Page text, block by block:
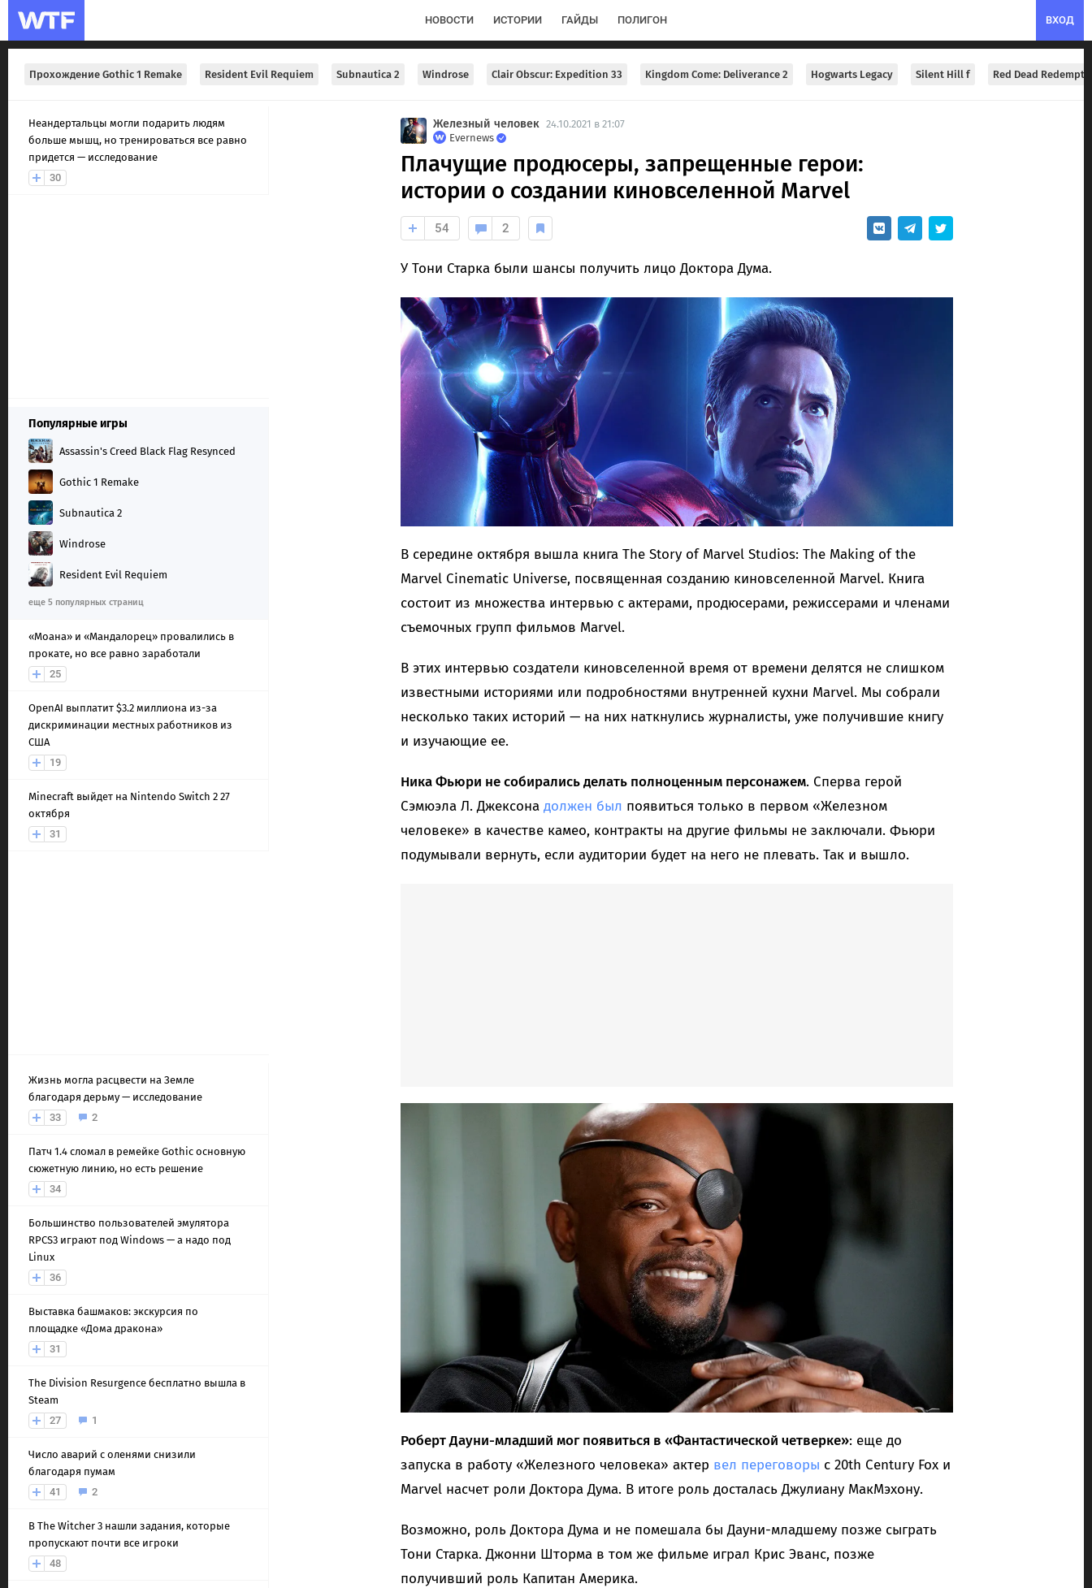
ВХОД
НОВОСТИ ИСТОРИИ ГАЙДЫ ПОЛИГОН
Прохождение Gothic 1 Remake Resident Evil Requiem Subnautica 2 Windrose Clair Obscur: Expedition 33 Kingdom Come: Deliverance 2 Hogwarts Legacy Silent Hill f Red Dead
Неандертальцы могли подарить людям
больше мышц, но тренироваться все равно
придется — исследование
30
Популярные игры
Assassin's Creed Black Flag Resynced
Gothic 1 Remake
Subnautica 2
Windrose
Resident Evil Requiem
еще 5 популярных страниц
«Моана» и «Мандалорец» провалились в
прокате, но все равно заработали
25
OpenAI выплатит $3.2 миллиона из-за
дискриминации местных работников из
США
19
Minecraft выйдет на Nintendo Switch 2 27
октября
31
Жизнь могла расцвести на Земле
благодаря дерьму — исследование
33
2
Патч 1.4 сломал в ремейке Gothic основную
сюжетную линию, но есть решение
34
Большинство пользователей эмулятора
RPCS3 играют под Windows — а надо под
Linux
36
Выставка башмаков: экскурсия по
площадке «Дома дракона»
31
The Division Resurgence бесплатно вышла в
Steam
27
1
Число аварий с оленями снизили
благодаря пумам
41
2
В The Witcher 3 нашли задания, которые
пропускают почти все игроки
48
Железный человек 24.10.2021 в 21:07
Evernews
Плачущие продюсеры, запрещенные герои:
истории о создании киновселенной Marvel
54 2
У Тони Старка были шансы получить лицо Доктора Дума.
В середине октября вышла книга The Story of Marvel Studios: The Making of the
Marvel Cinematic Universe, посвященная созданию киновселенной Marvel. Книга
состоит из множества интервью с актерами, продюсерами, режиссерами и членами
съемочных групп фильмов Marvel.
В этих интервью создатели киновселенной время от времени делятся не слишком
известными историями или подробностями внутренней кухни Marvel. Мы собрали
несколько таких историй — на них наткнулись журналисты, уже получившие книгу
и изучающие ее.
Ника Фьюри не собирались делать полноценным персонажем. Сперва герой
Сэмюэла Л. Джексона должен был появиться только в первом «Железном
человеке» в качестве камео, контракты на другие фильмы не заключали. Фьюри
подумывали вернуть, если аудитории будет на него не плевать. Так и вышло.
Роберт Дауни-младший мог появиться в «Фантастической четверке»: еще до
запуска в работу «Железного человека» актер вел переговоры с 20th Century Fox и
Marvel насчет роли Доктора Дума. В итоге роль досталась Джулиану МакМэхону.
Возможно, роль Доктора Дума и не помешала бы Дауни-младшему позже сыграть
Тони Старка. Джонни Шторма в том же фильме играл Крис Эванс, позже
получивший роль Капитан Америка.